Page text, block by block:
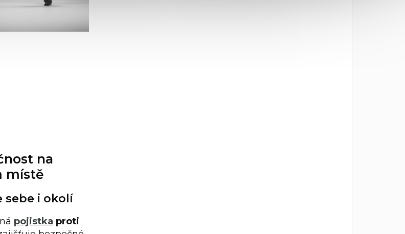
na
místě
sebe i okolí
pojistka proti